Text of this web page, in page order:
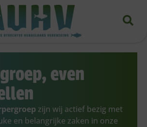
even
zijn wij actief bezig met
en belangrijke zaken in onze